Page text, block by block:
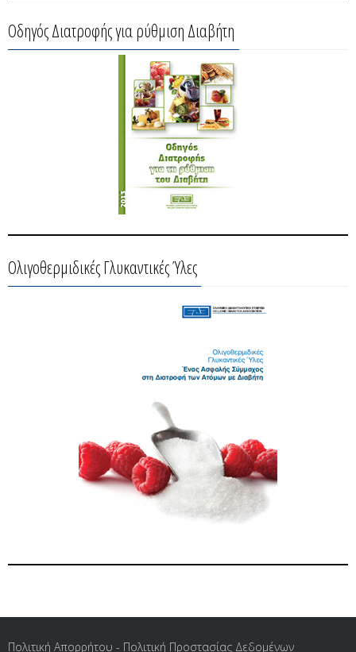
Οδηγός Διατροφής για ρύθμιση Διαβήτη
Ολιγοθερμιδικές Γλυκαντικές Ύλες
Πολιτική Απορρήτου - Πολιτική Προστασίας Δεδομένων